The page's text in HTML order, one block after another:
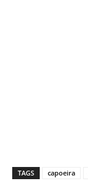
TAGS capoeira